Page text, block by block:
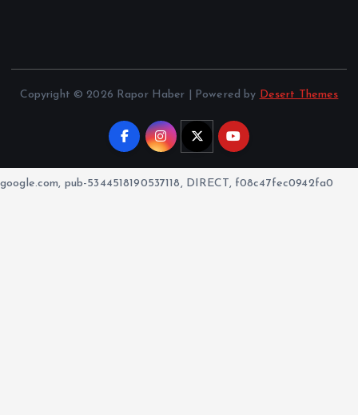
Copyright © 2026 Rapor Haber | Powered by Desert Themes
google.com, pub-5344518190537118, DIRECT, f08c47fec0942fa0